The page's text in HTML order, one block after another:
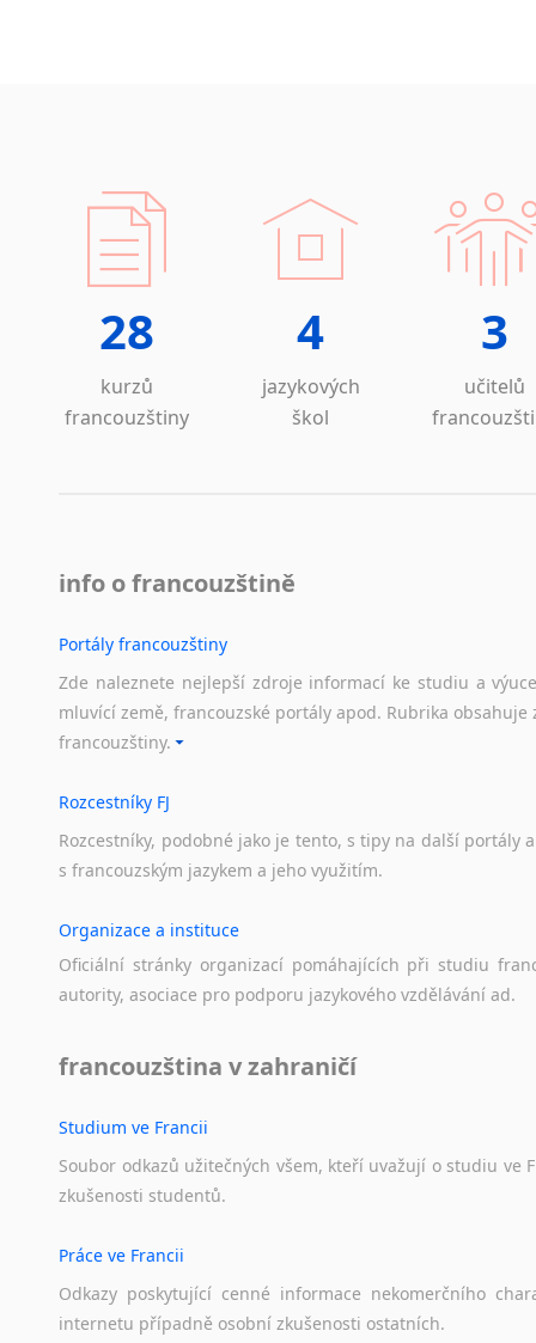
Chorvatština
Indonéština
Irština
Islandština
Japonština
Jidiš
Kašmírština
Katalánština
Korsičtina
Kyrgyzština
Laoština
Laponština
Lezginština
Lingala
Litevština
Luba
Makedonština
Malajština
Malinština
Maorština
Megrelština
Moldavština
Nepálština
Nilosaharské jazyky
Nizozemština
28
kurzů
francouzštiny
4
jazykových
škol
3
učitelů
info o francouzštině
Portály francouzštiny
Zde naleznete nejlepší zdroje informací ke studiu a
mluvící země, francouzské portály apod. Rubrika
francouzštiny.
Rozcestníky FJ
Rozcestníky, podobné jako je tento, s tipy na další portály a
s francouzským jazykem a jeho využitím.
Organizace a instituce
Oficiální stránky organizací pomáhajících při studiu
autority, asociace pro podporu jazykového vzdělávání ad.
francouzština v zahraničí
Studium ve Francii
Soubor odkazů užitečných všem, kteří uvažují o studiu ve
zkušenosti studentů.
Práce ve Francii
Odkazy poskytující cenné informace nekomerčního
internetu případně osobní zkušenosti ostatních.